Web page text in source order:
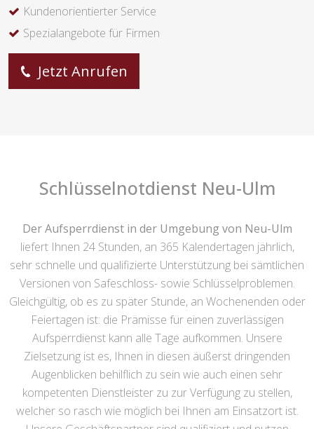
Kundenorientierter Service
Spezialangebote für Firmen
Jetzt Anrufen
Schlüsselnotdienst Neu-Ulm
Der Aufsperrdienst in der Umgebung von Neu-Ulm
liefert Ihnen 24 Stunden, an 365 Kalendertagen jährlich,
sehr schnelle und qualifizierte Unterstützung bei sämtlichen
Versionen von Safeschloss- sowie Schlüsselproblemen.
Gleichgültig, ob es zu später Stunde, an Wochenenden oder
Feiertagen ist: die Prämisse für einen zuverlässigen
Aufsperrdienst kann alle Tage aufkommen. Unsere
Zielsetzung ist es, Ihnen in diesen äußerst dringenden
Augenblicken behilflich zu sein wie auch einen sehr
kompetenten Dienstleister zu zur Verfügung zu stellen,
welcher so rasch wie möglich bei Ihnen am Einsatzort ist.